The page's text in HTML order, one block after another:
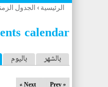
أنت
هنا
الرئيسية › الجدول
calendar
ا
ل
بالشهر باليوم